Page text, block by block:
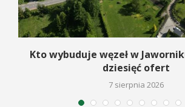
Kto wybuduje węzeł w
dziesięć ofert
7 sierpnia 2026